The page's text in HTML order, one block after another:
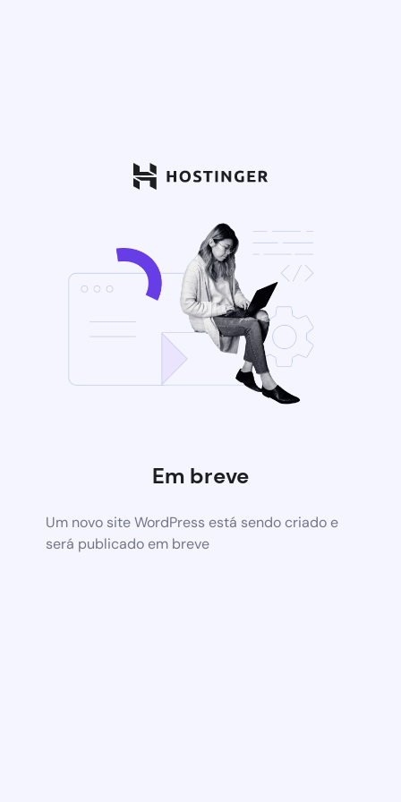
Em breve
Um novo site WordPress está sendo criado e
será publicado em breve